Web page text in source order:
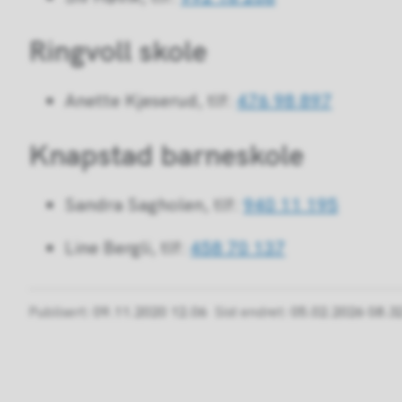
Ringvoll skole
Anette Kjeserud, tlf:476 98 897
Knapstad barneskole
Sandra Sagholen, tlf: 940 11 195
Line Bergli, tlf:458 70 137
Publisert 09.11.2020 12.06 Sist endret 05.02.2026